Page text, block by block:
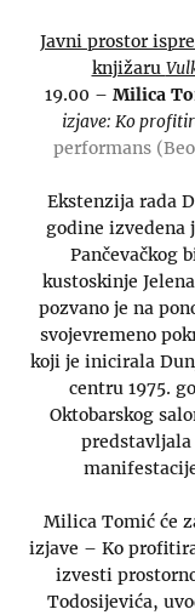
Javni prostor
knjižaru
19.00 – Milica
izjave: Ko
performans
Ekstenzija rada
godine izvedena
Pančevačkog
kustoskinje
pozvano je na
svojevremeno
koji je inicirala
centru 1975.
Oktobarskog
Milica Tomić će
izjave – Ko
izvesti
Todosijevića,